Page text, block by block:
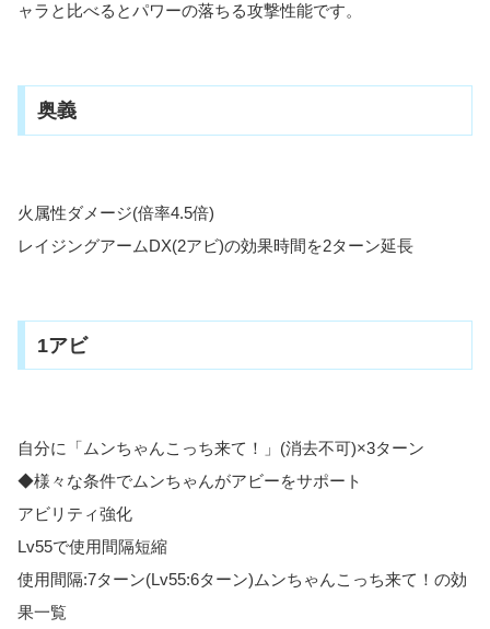
ャラと比べるとパワーの落ちる攻撃性能です。
奥義
火属性ダメージ(倍率4.5倍)
レイジングアームDX(2アビ)の効果時間を2ターン延長
1アビ
自分に「ムンちゃんこっち来て！」(消去不可)×3ターン
◆様々な条件でムンちゃんがアビーをサポート
アビリティ強化
Lv55で使用間隔短縮
使用間隔:7ターン(Lv55:6ターン)ムンちゃんこっち来て！の効
果一覧